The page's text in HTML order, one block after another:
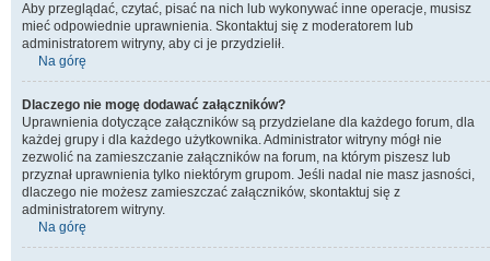
Aby przeglądać, czytać, pisać na nich lub wykonywać inne operacje, musisz
mieć odpowiednie uprawnienia. Skontaktuj się z moderatorem lub
administratorem witryny, aby ci je przydzielił.
Na górę
Dlaczego nie mogę dodawać załączników?
Uprawnienia dotyczące załączników są przydzielane dla każdego forum, dla
każdej grupy i dla każdego użytkownika. Administrator witryny mógł nie
zezwolić na zamieszczanie załączników na forum, na którym piszesz lub
przyznał uprawnienia tylko niektórym grupom. Jeśli nadal nie masz jasności,
dlaczego nie możesz zamieszczać załączników, skontaktuj się z
administratorem witryny.
Na górę